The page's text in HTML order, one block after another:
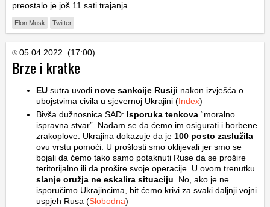
preostalo je još 11 sati trajanja.
Elon Musk Twitter
05.04.2022. (17:00)
Brze i kratke
EU sutra uvodi nove sankcije Rusiji nakon izvješća o
ubojstvima civila u sjevernoj Ukrajini (Index)
Bivša dužnosnica SAD: Isporuka tenkova “moralno
ispravna stvar”. Nadam se da ćemo im osigurati i borbene
zrakoplove. Ukrajina dokazuje da je 100 posto zaslužila
ovu vrstu pomoći. U prošlosti smo oklijevali jer smo se
bojali da ćemo tako samo potaknuti Ruse da se prošire
teritorijalno ili da prošire svoje operacije. U ovom trenutku
slanje oružja ne eskalira situaciju. No, ako je ne
isporučimo Ukrajincima, bit ćemo krivi za svaki daljnji vojni
uspjeh Rusa (Slobodna)